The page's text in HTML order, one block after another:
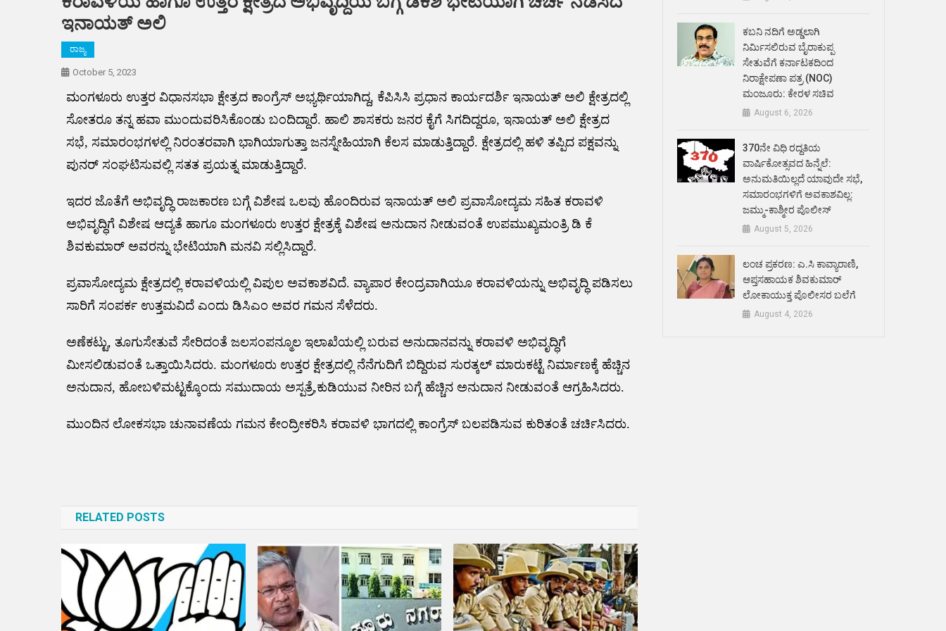
ಇನಾಯತ್ ಅಲಿ
ರಾಜ್ಯ
October 5, 2023
ಮಂಗಳೂರು ಉತ್ತರ ವಿಧಾನಸಭಾ ಕ್ಷೇತ್ರದ ಕಾಂಗ್ರೆಸ್ ಅಭ್ಯರ್ಥಿಯಾಗಿದ್ದ, ಕೆಪಿಸಿಸಿ ಪ್ರಧಾನ ಕಾರ್ಯದರ್ಶಿ ಇನಾಯತ್ ಅಲಿ ಕ್ಷೇತ್ರದಲ್ಲಿ
ಸೋತರೂ ತನ್ನ ಹವಾ ಮುಂದುವರಿಸಿಕೊಂಡು ಬಂದಿದ್ದಾರೆ. ಹಾಲಿ ಶಾಸಕರು ಜನರ ಕೈಗೆ ಸಿಗದಿದ್ದರೂ, ಇನಾಯತ್ ಅಲಿ ಕ್ಷೇತ್ರದ
ಸಭೆ, ಸಮಾರಂಭಗಳಲ್ಲಿ ನಿರಂತರವಾಗಿ ಭಾಗಿಯಾಗುತ್ತಾ ಜನಸ್ನೇಹಿಯಾಗಿ ಕೆಲಸ ಮಾಡುತ್ತಿದ್ದಾರೆ. ಕ್ಷೇತ್ರದಲ್ಲಿ ಹಳಿ ತಪ್ಪಿದ ಪಕ್ಷವನ್ನು
ಪುನರ್ ಸಂಘಟಿಸುವಲ್ಲಿ ಸತತ ಪ್ರಯತ್ನ ಮಾಡುತ್ತಿದ್ದಾರೆ.
ಇದರ ಜೊತೆಗೆ ಅಭಿವೃದ್ಧಿ ರಾಜಕಾರಣ ಬಗ್ಗೆ ವಿಶೇಷ ಒಲವು ಹೊಂದಿರುವ ಇನಾಯತ್ ಅಲಿ ಪ್ರವಾಸೋದ್ಯಮ ಸಹಿತ ಕರಾವಳಿ
ಅಭಿವೃದ್ಧಿಗೆ ವಿಶೇಷ ಆದ್ಯತೆ ಹಾಗೂ ಮಂಗಳೂರು ಉತ್ತರ ಕ್ಷೇತ್ರಕ್ಕೆ ವಿಶೇಷ ಅನುದಾನ ನೀಡುವಂತೆ ಉಪಮುಖ್ಯಮಂತ್ರಿ ಡಿ ಕೆ
ಶಿವಕುಮಾರ್ ಅವರನ್ನು ಭೇಟಿಯಾಗಿ ಮನವಿ ಸಲ್ಲಿಸಿದ್ದಾರೆ.
ಪ್ರವಾಸೋದ್ಯಮ ಕ್ಷೇತ್ರದಲ್ಲಿ ಕರಾವಳಿಯಲ್ಲಿ ವಿಪುಲ ಅವಕಾಶವಿದೆ. ವ್ಯಾಪಾರ ಕೇಂದ್ರವಾಗಿಯೂ ಕರಾವಳಿಯನ್ನು ಅಭಿವೃದ್ಧಿ ಪಡಿಸಲು
ಸಾರಿಗೆ ಸಂಪರ್ಕ ಉತ್ತಮವಿದೆ ಎಂದು ಡಿಸಿಎಂ ಅವರ ಗಮನ ಸೆಳೆದರು.
ಅಣೆಕಟ್ಟು, ತೂಗುಸೇತುವೆ ಸೇರಿದಂತೆ ಜಲಸಂಪನ್ಮೂಲ ಇಲಾಖೆಯಲ್ಲಿ ಬರುವ ಅನುದಾನವನ್ನು ಕರಾವಳಿ ಅಭಿವೃದ್ಧಿಗೆ
ಮೀಸಲಿಡುವಂತೆ ಒತ್ತಾಯಿಸಿದರು. ಮಂಗಳೂರು ಉತ್ತರ ಕ್ಷೇತ್ರದಲ್ಲಿ ನೆನೆಗುದಿಗೆ ಬಿದ್ದಿರುವ ಸುರತ್ಕಲ್ ಮಾರುಕಟ್ಟೆ ನಿರ್ಮಾಣಕ್ಕೆ ಹೆಚ್ಚಿನ
ಅನುದಾನ, ಹೋಬಳಿಮಟ್ಟಕ್ಕೊಂದು ಸಮುದಾಯ ಅಸ್ಪತ್ರೆ,ಕುಡಿಯುವ ನೀರಿನ ಬಗ್ಗೆ ಹೆಚ್ಚಿನ ಅನುದಾನ ನೀಡುವಂತೆ ಆಗ್ರಹಿಸಿದರು.
ಮುಂದಿನ ಲೋಕಸಭಾ ಚುನಾವಣೆಯ ಗಮನ ಕೇಂದ್ರೀಕರಿಸಿ ಕರಾವಳಿ ಭಾಗದಲ್ಲಿ ಕಾಂಗ್ರೆಸ್ ಬಲಪಡಿಸುವ ಕುರಿತಂತೆ ಚರ್ಚಿಸಿದರು.
RELATED POSTS
ಕಬನಿ ನದಿಗೆ ಅಡ್ಡಲಾಗಿ
ನಿರ್ಮಿಸಲಿರುವ ಬೈರಾಕುಪ್ಪ
ಸೇತುವೆಗೆ ಕರ್ನಾಟಕದಿಂದ
ನಿರಾಕ್ಷೇಪಣಾ ಪತ್ರ (NOC)
ಮಂಜೂರು: ಕೇರಳ ಸಚಿವ
August 6, 2026
370ನೇ ವಿಧಿ ರದ್ದತಿಯ
ವಾರ್ಷಿಕೋತ್ಸವದ ಹಿನ್ನೆಲೆ:
ಅನುಮತಿಯಿಲ್ಲದೆ ಯಾವುದೇ ಸಭೆ,
ಸಮಾರಂಭಗಳಿಗೆ ಅವಕಾಶವಿಲ್ಲ:
ಜಮ್ಮು-ಕಾಶ್ಮೀರ ಪೊಲೀಸ್
August 5, 2026
ಲಂಚ ಪ್ರಕರಣ: ಎ.ಸಿ ಕಾವ್ಯಾರಾಣಿ,
ಆಪ್ತಸಹಾಯಕ ಶಿವಕುಮಾರ್‌
ಲೋಕಾಯುಕ್ತ ಪೊಲೀಸರ ಬಲೆಗೆ
August 4, 2026